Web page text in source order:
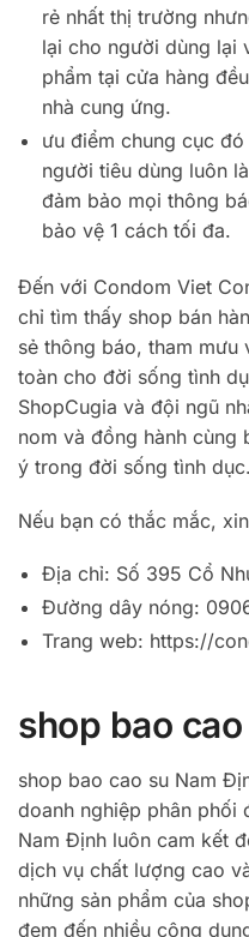
rẻ nhất thị trường
lại cho người dùng lại
phẩm tại cửa hàng
nhà cung ứng.
ưu điểm chung cục
người tiêu dùng luôn
đảm bảo mọi thông
bảo vệ 1 cách tối đa.
Đến với Condom Viet
chỉ tìm thấy shop bán
sẻ thông báo, tham mưu
toàn cho đời sống tình
ShopCugia và đội ngũ
nom và đồng hành cùng
ý trong đời sống tình dục.
Nếu bạn có thắc mắc,
Địa chỉ: Số 395 Cổ
Đường dây nóng:
Trang web: https://
shop bao
shop bao cao su Nam
doanh nghiệp phân phối
Nam Định luôn cam kết
dịch vụ chất lượng cao
những sản phẩm của
đem đến nhiều công